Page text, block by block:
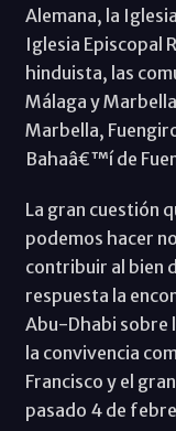
Alemana, la
Iglesia Episcopal
hinduista, las
Málaga y
Marbella,
Bahaâ€™í de
La gran cuestión
podemos hacer
contribuir al bien
respuesta la
Abu-Dhabi sobre
la convivencia
Francisco y el
pasado 4 de